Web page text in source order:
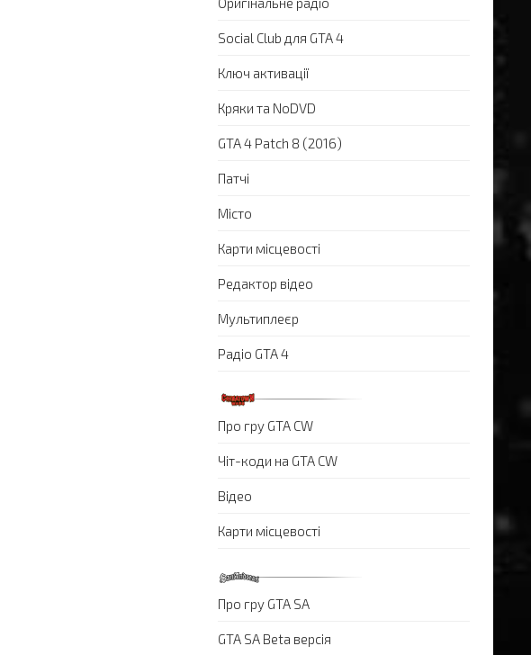
Social Club для GTA 4
Ключ активації
Кряки та NoDVD
GTA 4 Patch 8 (2016)
Патчі
Місто
Карти місцевості
Редактор відео
Мультиплеєр
Радіо GTA 4
Про гру GTA CW
Чіт-коди на GTA CW
Відео
Карти місцевості
Про гру GTA SA
GTA SA Beta версія